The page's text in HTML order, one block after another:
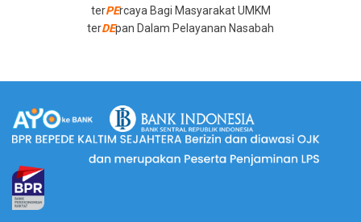
terPErcaya Bagi Masyarakat UMKM
terDEpan Dalam Pelayanan Nasabah